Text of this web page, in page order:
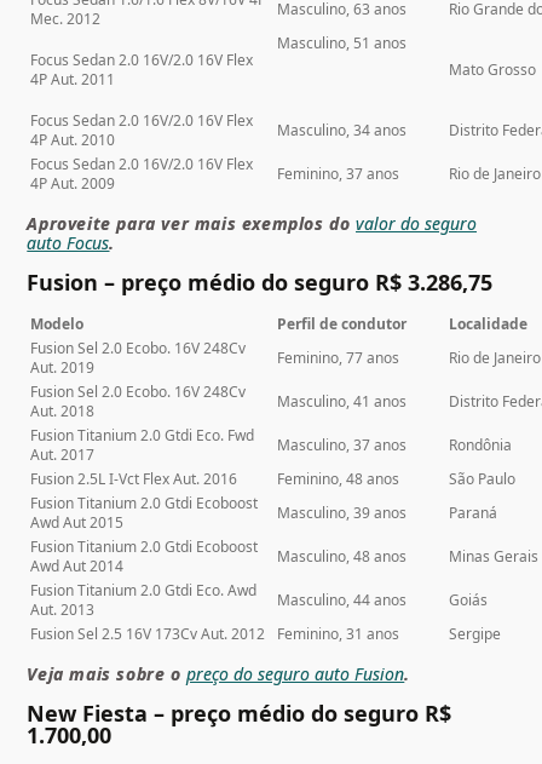
Mec. 2012
Masculino, 63 anos Rio Grande
Focus Sedan 2.0 16V/2.0 16V Flex
4P Aut. 2011
Masculino, 51 anos
Mato Grosso
Focus Sedan 2.0 16V/2.0 16V Flex
4P Aut. 2010
Masculino, 34 anos
Distrito
Focus Sedan 2.0 16V/2.0 16V Flex
4P Aut. 2009
Feminino, 37 anos Rio de Janeiro
Aproveite para ver mais exemplos dovalor do seguro
auto Focus.
Fusion – preço médio do seguro R$ 3.286,75
Modelo Perfil de condutor
Localidade
Fusion Sel 2.0 Ecobo. 16V 248Cv
Aut. 2019
Feminino, 77 anos
Rio de Janeiro
Fusion Sel 2.0 Ecobo. 16V 248Cv
Aut. 2018
Masculino, 41 anos
Distrito
Fusion Titanium 2.0 Gtdi Eco. Fwd
Aut. 2017
Masculino, 37 anos
Rondônia
Fusion 2.5L I-Vct Flex Aut. 2016
Feminino, 48 anos
São Paulo
Fusion Titanium 2.0 Gtdi Ecoboost
Awd Aut 2015
Masculino, 39 anos
Paraná
Fusion Titanium 2.0 Gtdi Ecoboost
Awd Aut 2014
Masculino, 48 anos
Minas Gerais
Fusion Titanium 2.0 Gtdi Eco. Awd
Aut. 2013
Masculino, 44 anos
Goiás
Fusion Sel 2.5 16V 173Cv Aut. 2012
Feminino, 31 anos Sergipe
Veja mais sobre opreço do seguro auto Fusion.
New Fiesta – preço médio do seguro R$
1.700,00